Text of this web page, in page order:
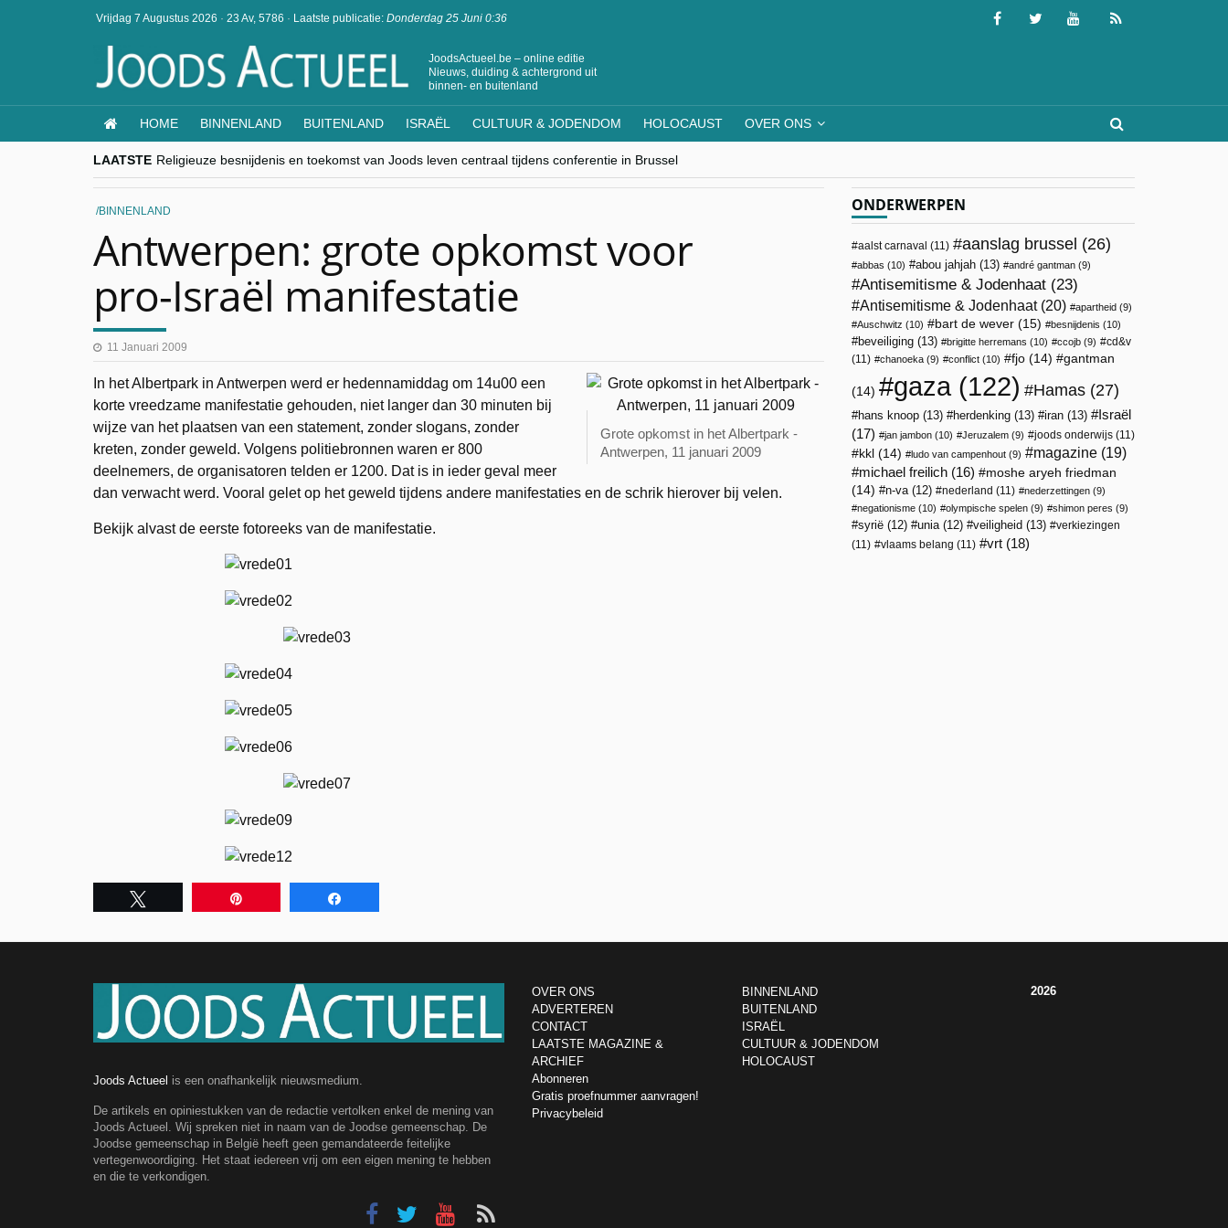
Vrijdag 7 Augustus 2026 · 23 Av, 5786 · Laatste publicatie: Donderdag 25 Juni 0:36
JoodsActueel.be – online editie
Nieuws, duiding & achtergrond uit
binnen- en buitenland
HOME BINNENLAND BUITENLAND ISRAËL CULTUUR & JODENDOM HOLOCAUST OVER ONS
LAATSTE Religieuze besnijdenis en toekomst van Joods leven centraal tijdens conferentie in Brussel
“Besnijdenisdebat toont hoe moeilijk seculiere Westen minderheden begrijpt”, Jinnih Beels (Vooruit)
CITYTRIP | ROEMENIË – Boekarest: de verrassing van Oost-Europa
“Vandaag zit elke Jood in België op de beklaagdenbank”
BINNENLAND
Antwerpen: grote opkomst voor
pro-Israël manifestatie
11 Januari 2009
Grote opkomst in het Albertpark -
Antwerpen, 11 januari 2009
In het Albertpark in Antwerpen werd er hedennamiddag om 14u00 een
korte vreedzame manifestatie gehouden, niet langer dan 30 minuten bij
wijze van het plaatsen van een statement, zonder slogans, zonder
kreten, zonder geweld. Volgens politiebronnen waren er 800
deelnemers, de organisatoren telden er 1200. Dat is in ieder geval meer
dan verwacht werd. Vooral gelet op het geweld tijdens andere manifestaties en de schrik hierover bij velen.
Bekijk alvast de eerste fotoreeks van de manifestatie.
ONDERWERPEN
aalst carnaval (11) aanslag brussel (26)
abbas (10) abou jahjah (13) andré gantman (9)
Antisemitisme & Jodenhaat (23)
Antisemitisme & Jodenhaat(20) apartheid (9)
Auschwitz (10) bart de wever (15) besnijdenis (10)
beveiliging (13) brigitte herremans (10) ccojb (9)
cd&v
(11)
chanoeka (9) conflict (10) fjo (14) gantman
(14) gaza(122) Hamas (27)
hans knoop (13) herdenking (13) iran (13)
Israël
(17)
jan jambon (10) Jeruzalem (9) joods onderwijs (11)
kkl (14) ludo van campenhout (9) magazine (19)
michael freilich (16)
moshe aryeh friedman
(14)
n-va(12) nederland (11) nederzettingen (9)
negationisme (10) olympische spelen (9) shimon peres (9)
syrië (12) unia(12) veiligheid (13)
verkiezingen
(11)
vlaams belang (11) vrt (18)
Joods Actueel is een onafhankelijk nieuwsmedium.
De artikels en opiniestukken van de redactie vertolken enkel de mening van
Joods Actueel. Wij spreken niet in naam van de Joodse gemeenschap. De
Joodse gemeenschap in België heeft geen gemandateerde feitelijke
vertegenwoordiging. Het staat iedereen vrij om een eigen mening te hebben
en die te verkondigen.
OVER ONS
ADVERTEREN
CONTACT
LAATSTE MAGAZINE &
ARCHIEF
Abonneren
Gratis proefnummer aanvragen!
Privacybeleid
BINNENLAND
BUITENLAND
ISRAËL
CULTUUR & JODENDOM
HOLOCAUST
2026